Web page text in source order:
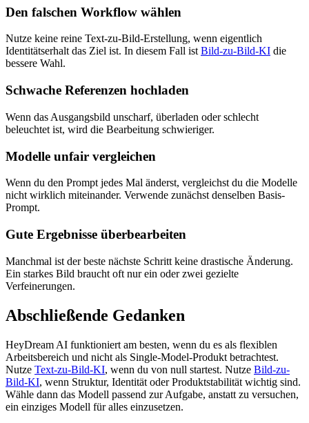
Den falschen Workflow wählen
Nutze keine reine Text-zu-Bild-Erstellung, wenn eigentlich
Identitätserhalt das Ziel ist. In diesem Fall istBild-zu-Bild-KI die
bessere Wahl.
Schwache Referenzen hochladen
Wenn das Ausgangsbild unscharf, überladen oder schlecht
beleuchtet ist, wird die Bearbeitung schwieriger.
Modelle unfair vergleichen
Wenn du den Prompt jedes Mal änderst, vergleichst du die Modelle
nicht wirklich miteinander. Verwende zunächst denselben Basis-
Prompt.
Gute Ergebnisse überbearbeiten
Manchmal ist der beste nächste Schritt keine drastische Änderung.
Ein starkes Bild braucht oft nur ein oder zwei gezielte
Verfeinerungen.
Abschließende Gedanken
HeyDream AI funktioniert am besten, wenn du es als flexiblen
Arbeitsbereich und nicht als Single-Model-Produkt betrachtest.
Nutze Text-zu-Bild-KI, wenn du von null startest. Nutze Bild-zu-
Bild-KI, wenn Struktur, Identität oder Produktstabilität wichtig sind.
Wähle dann das Modell passend zur Aufgabe, anstatt zu versuchen,
ein einziges Modell für alles einzusetzen.